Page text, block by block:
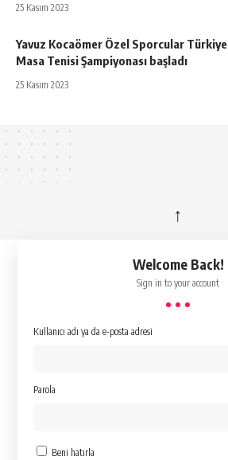
25 Kasım 2023
Yavuz Kocaömer Özel Sporcular Türkiye
Masa Tenisi Şampiyonası başladı
25 Kasım 2023
↑
Welcome Back!
Sign in to your account
Kullanıcı adı ya da e-posta adresi
Parola
Beni hatırla